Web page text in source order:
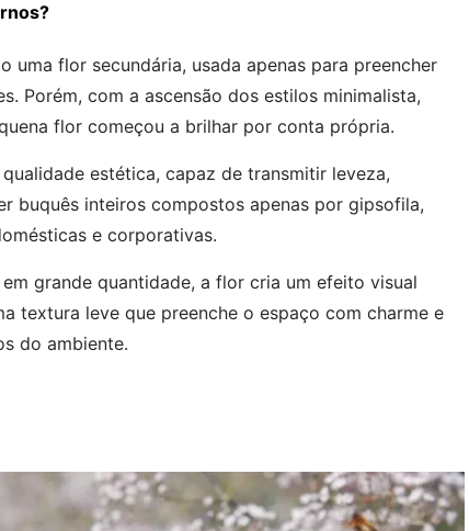
flor secundária, usada apenas para preencher
Porém, com a ascensão dos estilos minimalista,
flor começou a brilhar por conta própria.
estética, capaz de transmitir leveza,
buquês inteiros compostos apenas por gipsofila,
e corporativas.
grande quantidade, a flor cria um efeito visual
textura leve que preenche o espaço com charme e
do ambiente.